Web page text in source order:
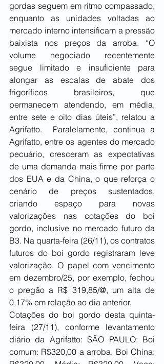
gordas seguem em ritmo compassado,
enquanto as unidades voltadas ao
mercado interno intensificam a pressão
baixista nos preços da arroba. “O
volume negociado recentemente
segue limitado e insuficiente para
alongar as escalas de abate dos
frigoríficos brasileiros, que
permanecem atendendo, em média,
entre sete e oito dias úteis”, relatou a
Agrifatto.  Paralelamente, continua a
Agrifatto, entre os agentes do mercado
pecuário, cresceram as expectativas
de uma demanda mais firme por parte
dos EUA e da China, o que reforça o
cenário de preços sustentados,
criando espaço para novas
valorizações nas cotações do boi
gordo, inclusive no mercado futuro da
B3. Na quarta-feira (26/11), os contratos
futuros do boi gordo registraram leve
valorização. O papel com vencimento
em dezembro/25, por exemplo, fechou
o pregão a R$ 319,85/@, um alta de
0,17% em relação ao dia anterior.
Cotações do boi gordo desta quinta-
feira (27/11), conforme levantamento
diário da Agrifatto: SÃO PAULO: Boi
comum: R$320,00 a arroba. Boi China: